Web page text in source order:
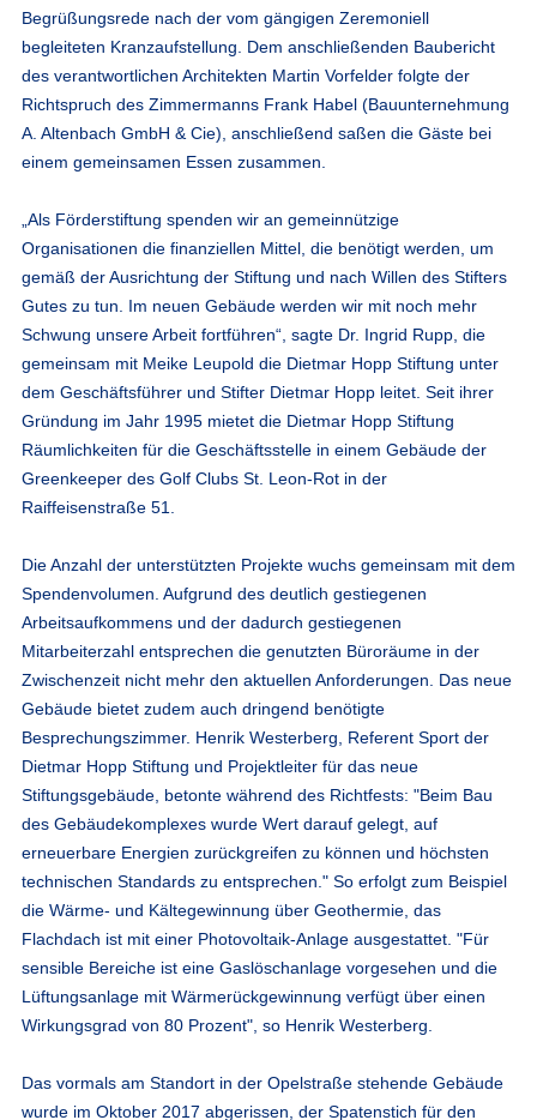
Begrüßungsrede nach der vom gängigen Zeremoniell
begleiteten Kranzaufstellung. Dem anschließenden Baubericht
des verantwortlichen Architekten Martin Vorfelder folgte der
Richtspruch des Zimmermanns Frank Habel (Bauunternehmung
A. Altenbach GmbH & Cie), anschließend saßen die Gäste bei
einem gemeinsamen Essen zusammen.
„Als Förderstiftung spenden wir an gemeinnützige
Organisationen die finanziellen Mittel, die benötigt werden, um
gemäß der Ausrichtung der Stiftung und nach Willen des Stifters
Gutes zu tun. Im neuen Gebäude werden wir mit noch mehr
Schwung unsere Arbeit fortführen“, sagte Dr. Ingrid Rupp, die
gemeinsam mit Meike Leupold die Dietmar Hopp Stiftung unter
dem Geschäftsführer und Stifter Dietmar Hopp leitet. Seit ihrer
Gründung im Jahr 1995 mietet die Dietmar Hopp Stiftung
Räumlichkeiten für die Geschäftsstelle in einem Gebäude der
Greenkeeper des Golf Clubs St. Leon-Rot in der
Raiffeisenstraße 51.
Die Anzahl der unterstützten Projekte wuchs gemeinsam mit dem
Spendenvolumen. Aufgrund des deutlich gestiegenen
Arbeitsaufkommens und der dadurch gestiegenen
Mitarbeiterzahl entsprechen die genutzten Büroräume in der
Zwischenzeit nicht mehr den aktuellen Anforderungen. Das neue
Gebäude bietet zudem auch dringend benötigte
Besprechungszimmer. Henrik Westerberg, Referent Sport der
Dietmar Hopp Stiftung und Projektleiter für das neue
Stiftungsgebäude, betonte während des Richtfests: "Beim Bau
des Gebäudekomplexes wurde Wert darauf gelegt, auf
erneuerbare Energien zurückgreifen zu können und höchsten
technischen Standards zu entsprechen." So erfolgt zum Beispiel
die Wärme- und Kältegewinnung über Geothermie, das
Flachdach ist mit einer Photovoltaik-Anlage ausgestattet. "Für
sensible Bereiche ist eine Gaslöschanlage vorgesehen und die
Lüftungsanlage mit Wärmerückgewinnung verfügt über einen
Wirkungsgrad von 80 Prozent", so Henrik Westerberg.
Das vormals am Standort in der Opelstraße stehende Gebäude
wurde im Oktober 2017 abgerissen, der Spatenstich für den